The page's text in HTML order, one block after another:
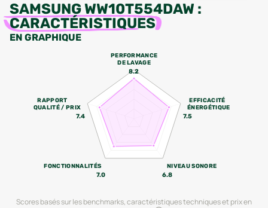
SAMSUNG WW10T554DAW :
CARACTÉRISTIQUES
EN GRAPHIQUE
PERFORMANCE
DE LAVAGE
8.2
EFFICACITÉ
ÉNERGÉTIQUE
7.5
NIVEAU SONORE
6.8
FONCTIONNALITÉS
7.0
RAPPORT
QUALITÉ / PRIX
7.4
Scores basés sur les benchmarks, caractéristiques techniques et prix en